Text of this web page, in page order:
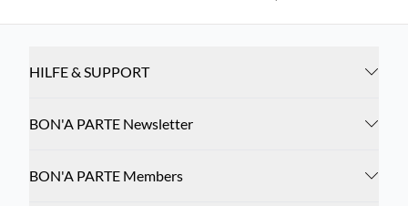
HILFE & SUPPORT
BON'A PARTE Newsletter
BON'A PARTE Members